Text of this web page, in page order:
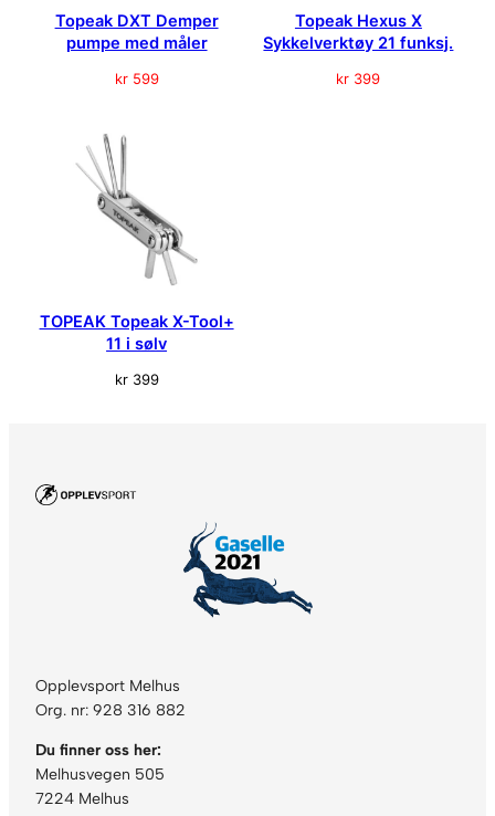
Topeak DXT Demper
pumpe med måler
kr599
Topeak Hexus X
Sykkelverktøy 21 funksj.
kr 399
TOPEAK Topeak X-Tool+
11 i sølv
kr399
Opplevsport Melhus
Org. nr: 928 316 882
Du finner oss her:
Melhusvegen 505
7224 Melhus